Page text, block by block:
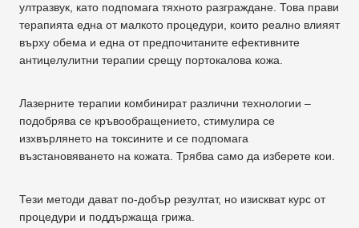
ултразвук, като подпомага тяхното разграждане. Това прави
терапията една от малкото процедури, които реално влияят
върху обема и една от предпочитаните ефективните
антицелулитни терапии срещу портокалова кожа.
Лазерните терапии комбинират различни технологии –
подобрява се кръвообращението, стимулира се
изхвърлянето на токсините и се подпомага
възстановяването на кожата. Трябва само да изберете кои.
Тези методи дават по-добър резултат, но изискват курс от
процедури и поддържаща грижа.